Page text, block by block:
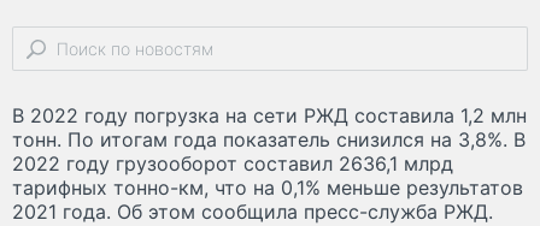
В 2022 году погрузка на сети РЖД составила 1,2 млн
тонн. По итогам года показатель снизился на 3,8%. В
2022 году грузооборот составил 2636,1 млрд
тарифных тонно-км, что на 0,1% меньше результатов
2021 года. Об этом сообщила пресс-служба РЖД.